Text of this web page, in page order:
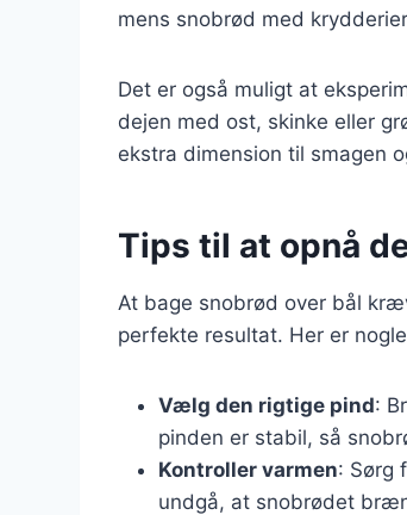
mens snobrød med
Det er også muligt at
dejen med ost, skinke eller
ekstra dimension til smagen
Tips til at opnå
At bage snobrød over bål
perfekte resultat. Her er
Vælg den rigtige pind:
pinden er stabil, så
Kontroller varmen: Sørg
undgå, at snobrødet